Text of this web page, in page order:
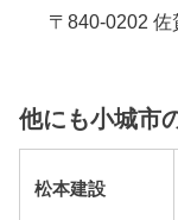
〒840-0202
他にも小城市
松本建設